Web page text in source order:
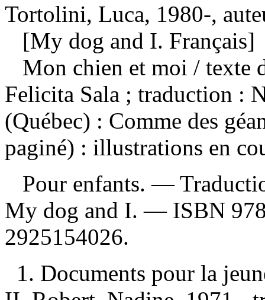
Tortolini, Luca, 1980-,
[My dog and I. Français]
Mon chien et moi / texte
Felicita Sala ; traduction :
(Québec) : Comme des
paginé) : illustrations en
Pour enfants. —
My dog and I. — ISBN
2925154026.
1. Documents pour la